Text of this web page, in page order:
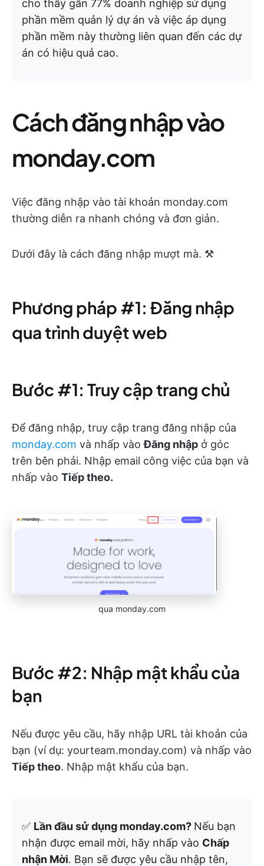
cho thấy gần 77% doanh nghiệp sử dụng
phần mềm quản lý dự án và việc áp dụng
phần mềm này thường liên quan đến các dự
án có hiệu quả cao.
Cách đăng nhập vào
monday.com
Việc đăng nhập vào tài khoản monday.com
thường diễn ra nhanh chóng và đơn giản.
Dưới đây là cách đăng nhập mượt mà. ⚒️
Phương pháp #1: Đăng nhập
qua trình duyệt web
Bước #1: Truy cập trang chủ
Để đăng nhập, truy cập trang đăng nhập của
monday.com và nhấp vàoĐăng nhập ở góc
trên bên phải. Nhập email công việc của bạn và
nhấp vào Tiếp theo.
qua monday.com
Bước #2: Nhập mật khẩu của
bạn
Nếu được yêu cầu, hãy nhập URL tài khoản của
bạn (ví dụ: yourteam.monday.com) và nhấp vào
Tiếp theo. Nhập mật khẩu của bạn.
✅ Lần đầu sử dụng monday.com? Nếu bạn
nhận được email mời, hãy nhấp vào Chấp
nhận Mời. Bạn sẽ được yêu cầu nhập tên,